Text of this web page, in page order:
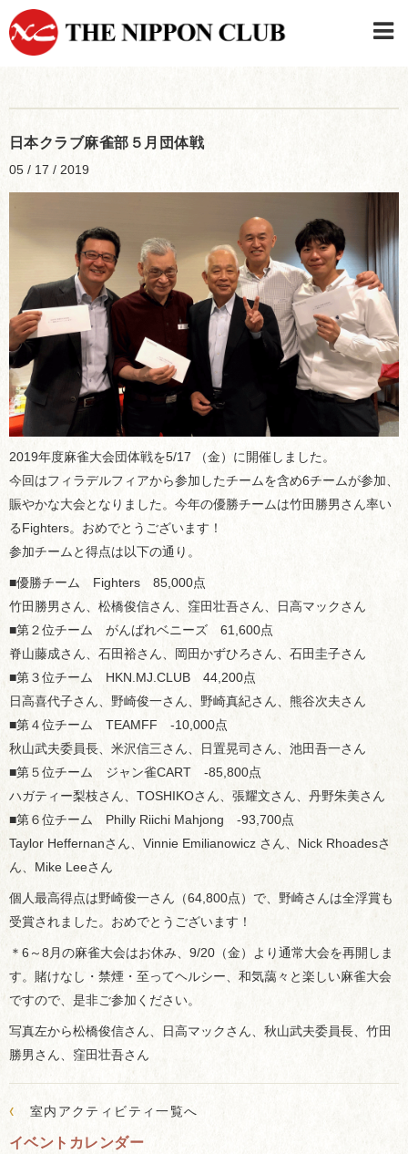
日本クラブ麻雀部５月団体戦
05 / 17 / 2019
2019年度麻雀大会団体戦を5/17 （金）に開催しました。
今回はフィラデルフィアから参加したチームを含め6チームが参加、
賑やかな大会となりました。今年の優勝チームは竹田勝男さん率い
るFighters。おめでとうございます！
参加チームと得点は以下の通り。
■優勝チーム Fighters 85,000点
竹田勝男さん、松橋俊信さん、窪田壮吾さん、日高マックさん
■第２位チーム がんばれベニーズ 61,600点
脊山藤成さん、石田裕さん、岡田かずひろさん、石田圭子さん
■第３位チーム HKN.MJ.CLUB 44,200点
日高喜代子さん、野崎俊一さん、野崎真紀さん、熊谷次夫さん
■第４位チーム TEAMFF -10,000点
秋山武夫委員長、米沢信三さん、日置晃司さん、池田吾一さん
■第５位チーム ジャン雀CART -85,800点
ハガティー梨枝さん、TOSHIKOさん、張耀文さん、丹野朱美さん
■第６位チーム Philly Riichi Mahjong -93,700点
Taylor Heffernanさん、Vinnie Emilianowicz さん、Nick Rhoadesさ
ん、Mike Leeさん
個人最高得点は野崎俊一さん（64,800点）で、野崎さんは全浮賞も
受賞されました。おめでとうございます！
＊6～8月の麻雀大会はお休み、9/20（金）より通常大会を再開しま
す。賭けなし・禁煙・至ってヘルシー、和気藹々と楽しい麻雀大会
ですので、是非ご参加ください。
写真左から松橋俊信さん、日高マックさん、秋山武夫委員長、竹田
勝男さん、窪田壮吾さん
‹ 室内アクティビティ一覧へ
イベントカレンダー
日本クラブメンバーログイン